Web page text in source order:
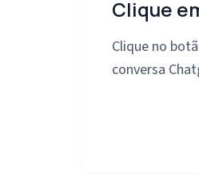
Clique
Clique no
conversa